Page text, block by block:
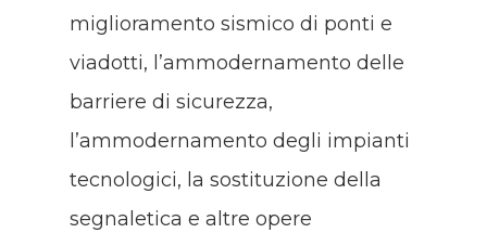
miglioramento sismico di ponti e
viadotti, l’ammodernamento delle
barriere di sicurezza,
l’ammodernamento degli impianti
tecnologici, la sostituzione della
segnaletica e altre opere